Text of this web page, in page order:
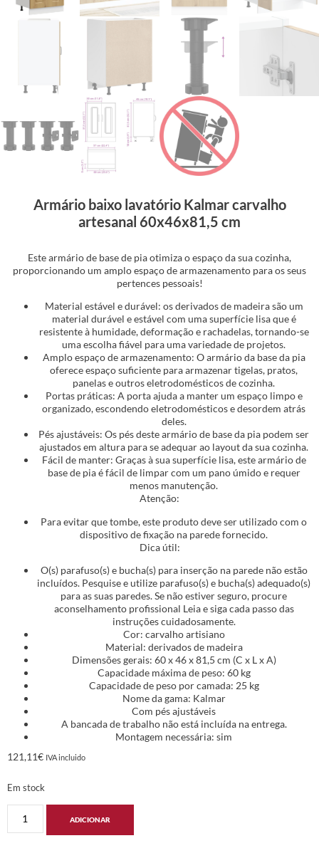
Armário baixo lavatório Kalmar carvalho
artesanal 60x46x81,5 cm
Este armário de base de pia otimiza o espaço da sua cozinha,
proporcionando um amplo espaço de armazenamento para os seus
pertences pessoais!
Material estável e durável: os derivados de madeira são um
material durável e estável com uma superfície lisa que é
resistente à humidade, deformação e rachadelas, tornando-se
uma escolha fiável para uma variedade de projetos.
Amplo espaço de armazenamento: O armário da base da pia
oferece espaço suficiente para armazenar tigelas, pratos,
panelas e outros eletrodomésticos de cozinha.
Portas práticas: A porta ajuda a manter um espaço limpo e
organizado, escondendo eletrodomésticos e desordem atrás
deles.
Pés ajustáveis: Os pés deste armário de base da pia podem ser
ajustados em altura para se adequar ao layout da sua cozinha.
Fácil de manter: Graças à sua superfície lisa, este armário de
base de pia é fácil de limpar com um pano úmido e requer
menos manutenção.
Atenção:
Para evitar que tombe, este produto deve ser utilizado com o
dispositivo de fixação na parede fornecido.
Dica útil:
O(s) parafuso(s) e bucha(s) para inserção na parede não estão
incluídos. Pesquise e utilize parafuso(s) e bucha(s) adequado(s)
para as suas paredes. Se não estiver seguro, procure
aconselhamento profissional Leia e siga cada passo das
instruções cuidadosamente.
Cor: carvalho artisiano
Material: derivados de madeira
Dimensões gerais: 60 x 46 x 81,5 cm (C x L x A)
Capacidade máxima de peso: 60 kg
Capacidade de peso por camada: 25 kg
Nome da gama: Kalmar
Com pés ajustáveis
A bancada de trabalho não está incluída na entrega.
Montagem necessária: sim
121,11€ IVA incluido
Em stock
ADICIONAR